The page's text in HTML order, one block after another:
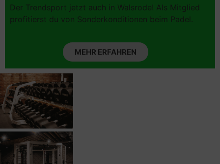
Der Trendsport jetzt auch in Walsrode! Als Mitglied
profitierst du von Sonderkonditionen beim Padel.
MEHR ERFAHREN